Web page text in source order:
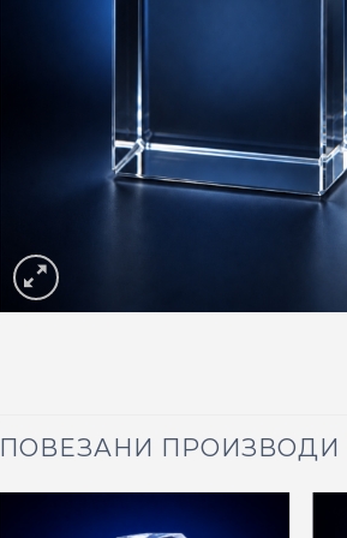
ПОВЕЗАНИ ПРОИЗВОДИ